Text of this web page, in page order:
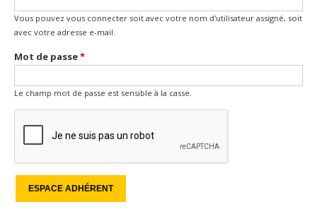
Vous pouvez vous connecter soit avec votre nom d'utilisateur assigné, soit
avec votre adresse e-mail.
Mot de passe*
Le champ mot de passe est sensible à la casse.